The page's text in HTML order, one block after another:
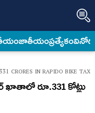
జాతీయంప్రత్యేకం
CRORES IN RAPIDO BIKE
ఖాతాలో రూ.331 కోట్లు